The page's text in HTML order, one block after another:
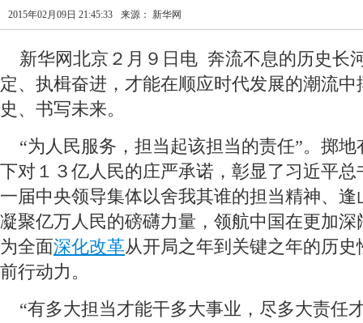
2015年02月09日 21:45:33 来源： 新华网
新华网北京２月９日电 奔流不息的历史长
定、执楫奋进，才能在顺应时代发展的潮流
史、书写未来。
“为人民服务，担当起该担当的责任”。掷地
下对１３亿人民的庄严承诺，彰显了习近平
一届中央领导集体以舍我其谁的担当精神、
凝聚亿万人民的磅礴力量，领航中国在更加
为全面深化改革从开局之年到关键之年的历
前行动力。
“有多大担当才能干多大事业，尽多大责任